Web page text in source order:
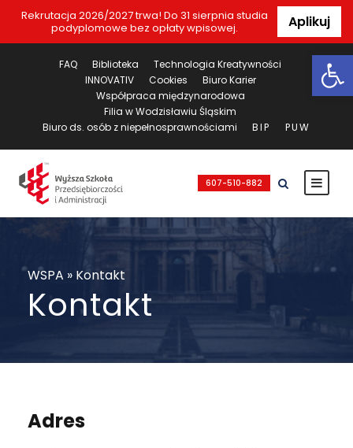
Rekrutacja 2026/2027 trwa! Do 31 sierpnia studia
podyplomowe bez opłaty wpisowej.
Aplikuj
FAQ Biblioteka
Technologia Kreatywności
INNOVATIV
Cookies
Biuro Karier
Współpraca międzynarodowa
Filia w Wodzisławiu Śląskim
Biuro ds. osób z niepełnosprawnościami
BIP PUW
607-510-882
WSPA » Kontakt
Kontakt
Adres